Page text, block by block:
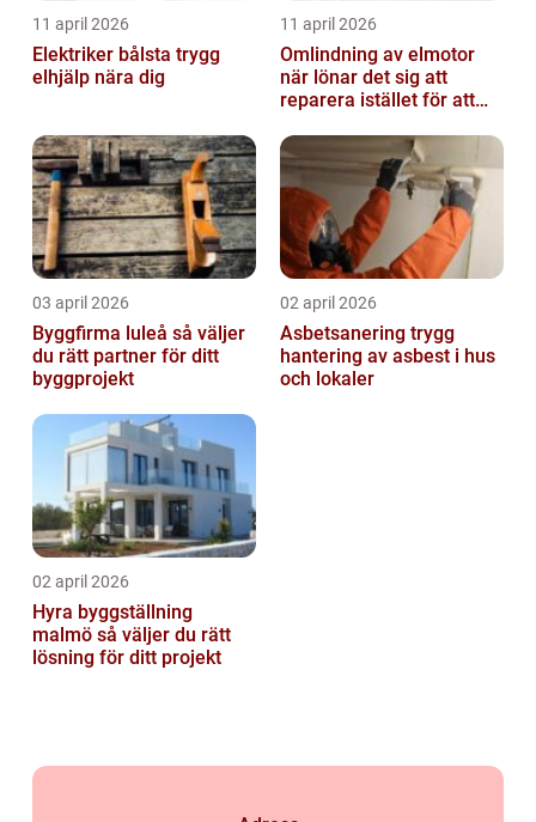
11 april 2026
Elektriker bålsta trygg
elhjälp nära dig
11 april 2026
Omlindning av elmotor
när lönar det sig att
reparera istället för att
03 april 2026
Byggfirma luleå så väljer
du rätt partner för ditt
byggprojekt
02 april 2026
Asbetsanering trygg
hantering av asbest i hus
och lokaler
02 april 2026
Hyra byggställning
malmö så väljer du rätt
lösning för ditt projekt